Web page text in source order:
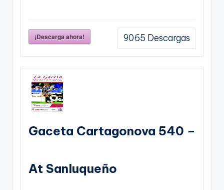
¡Descarga ahora! 9065 Descargas
Gaceta Cartagonova 540 –
At Sanluqueño